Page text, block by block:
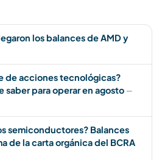
los balances de AMD y
de acciones tecnológicas?
saber para operar en agosto —
semiconductores? Balances
de la carta orgánica del BCRA